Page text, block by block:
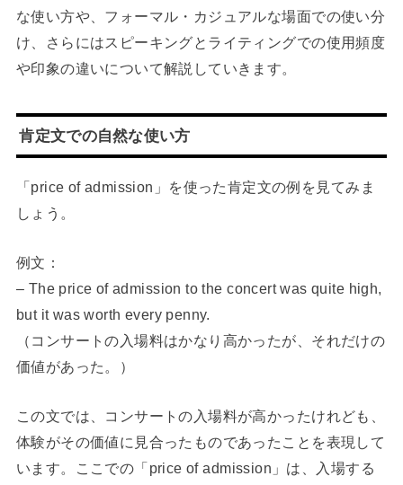
な使い方や、フォーマル・カジュアルな場面での使い分
け、さらにはスピーキングとライティングでの使用頻度
や印象の違いについて解説していきます。
肯定文での自然な使い方
「price of admission」を使った肯定文の例を見てみま
しょう。
例文：
– The price of admission to the concert was quite high,
but it was worth every penny.
（コンサートの入場料はかなり高かったが、それだけの
価値があった。）
この文では、コンサートの入場料が高かったけれども、
体験がその価値に見合ったものであったことを表現して
います。ここでの「price of admission」は、入場する